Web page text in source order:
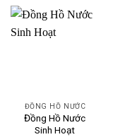
ĐỒNG HỒ NƯỚC
Đồng Hồ Nước
Sinh Hoạt